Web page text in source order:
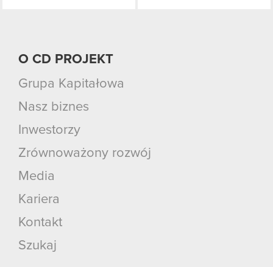
O CD PROJEKT
Grupa Kapitałowa
Nasz biznes
Inwestorzy
Zrównoważony rozwój
Media
Kariera
Kontakt
Szukaj